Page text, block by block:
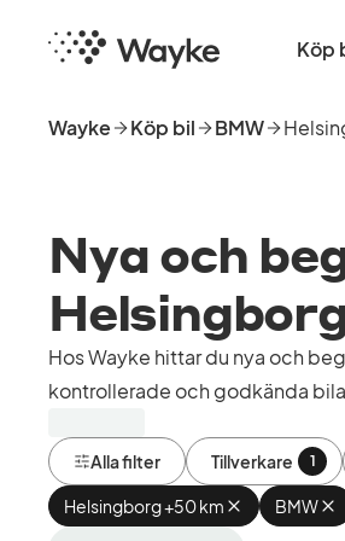
huvudinnehåll
Startsida Köp
Wayke Köp bil BMW
Nya och
Hos Wayke hittar du nya och
kontrollerade och godkända
Alla filter Tillverkare 1
Helsingborg +50 km Ta
bort
BMW Ta